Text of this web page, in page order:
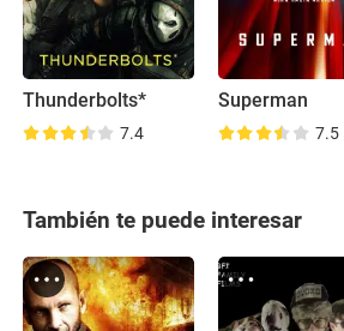
Thunderbolts*
7.4
Superman
7.5
También te puede interesar